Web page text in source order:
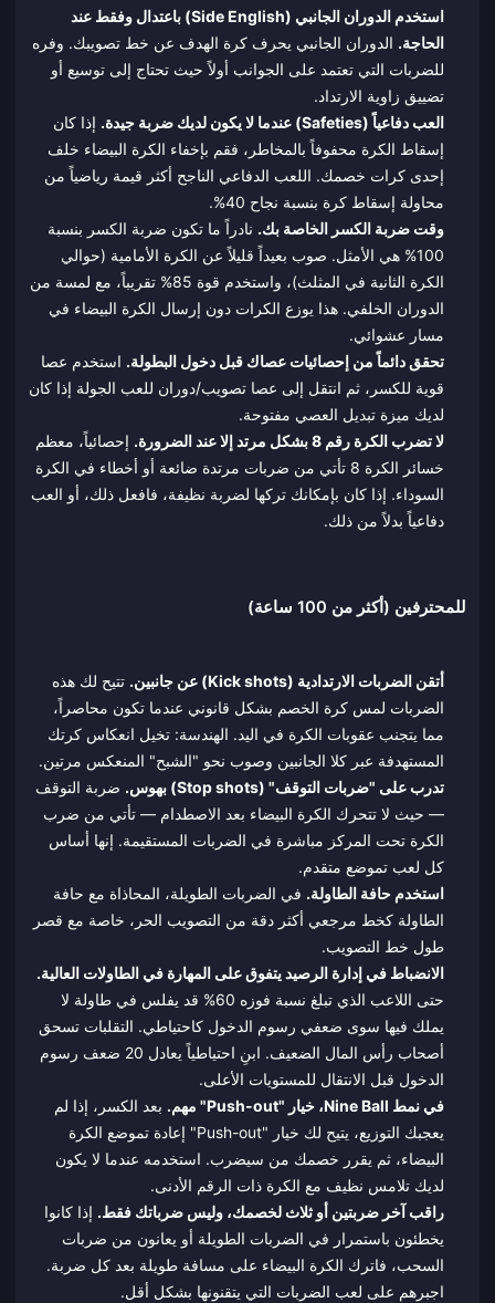
استخدم الدوران الجانبي (Side English) باعتدال وفقط عند
الحاجة. الدوران الجانبي يحرف كرة الهدف عن خط تصويبك. وفره
للضربات التي تعتمد على الجوانب أولاً حيث تحتاج إلى توسيع أو
تضييق زاوية الارتداد.
العب دفاعياً (Safeties) عندما لا يكون لديك ضربة جيدة.
إذا كان
إسقاط الكرة محفوفاً بالمخاطر، فقم بإخفاء الكرة البيضاء خلف
إحدى كرات خصمك. اللعب الدفاعي الناجح أكثر قيمة رياضياً من
محاولة إسقاط كرة بنسبة نجاح 40%.
وقت ضربة الكسر الخاصة بك. نادراً ما تكون ضربة الكسر بنسبة
100% هي الأمثل. صوب بعيداً قليلاً عن الكرة الأمامية (حوالي
الكرة الثانية في المثلث)، واستخدم قوة 85% تقريباً، مع لمسة من
الدوران الخلفي. هذا يوزع الكرات دون إرسال الكرة البيضاء في
مسار عشوائي.
تحقق دائماً من إحصائيات عصاك قبل دخول البطولة. استخدم عصا
قوية للكسر، ثم انتقل إلى عصا تصويب/دوران للعب الجولة إذا كان
لديك ميزة تبديل العصي مفتوحة.
لا تضرب الكرة رقم 8 بشكل مرتد إلا عند الضرورة.
إحصائياً، معظم
خسائر الكرة 8 تأتي من ضربات مرتدة ضائعة أو أخطاء في الكرة
السوداء. إذا كان بإمكانك تركها لضربة نظيفة، فافعل ذلك، أو العب
دفاعياً بدلاً من ذلك.
للمحترفين (أكثر من 100 ساعة)
أتقن الضربات الارتدادية (Kick shots) عن جانبين.
تتيح لك هذه
الضربات لمس كرة الخصم بشكل قانوني عندما تكون محاصراً،
مما يتجنب عقوبات الكرة في اليد. الهندسة: تخيل انعكاس كرتك
المستهدفة عبر كلا الجانبين وصوب نحو "الشبح" المنعكس مرتين.
تدرب على "ضربات التوقف" (Stop shots) بهوس.
ضربة التوقف
— حيث لا تتحرك الكرة البيضاء بعد الاصطدام — تأتي من ضرب
الكرة تحت المركز مباشرة في الضربات المستقيمة. إنها أساس
كل لعب تموضع متقدم.
استخدم حافة الطاولة. في الضربات الطويلة، المحاذاة مع حافة
الطاولة كخط مرجعي أكثر دقة من التصويب الحر، خاصة مع قصر
طول خط التصويب.
الانضباط في إدارة الرصيد يتفوق على المهارة في الطاولات العالية.
حتى اللاعب الذي تبلغ نسبة فوزه 60% قد يفلس في طاولة لا
يملك فيها سوى ضعفي رسوم الدخول كاحتياطي. التقلبات تسحق
أصحاب رأس المال الضعيف. ابنِ احتياطياً يعادل 20 ضعف رسوم
الدخول قبل الانتقال للمستويات الأعلى.
في نمط Nine Ball، خيار "Push-out" مهم.
بعد الكسر، إذا لم
يعجبك التوزيع، يتيح لك خيار "Push-out" إعادة تموضع الكرة
البيضاء، ثم يقرر خصمك من سيضرب. استخدمه عندما لا يكون
لديك تلامس نظيف مع الكرة ذات الرقم الأدنى.
راقب آخر ضربتين أو ثلاث لخصمك، وليس ضرباتك فقط. إذا كانوا
يخطئون باستمرار في الضربات الطويلة أو يعانون من ضربات
السحب، فاترك الكرة البيضاء على مسافة طويلة بعد كل ضربة.
اجبرهم على لعب الضربات التي يتقنونها بشكل أقل.